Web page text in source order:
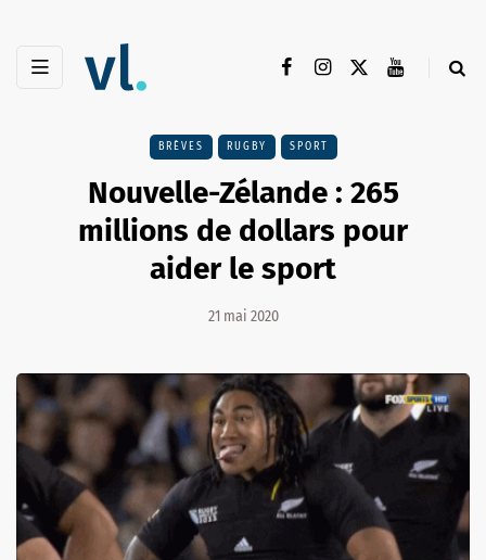
BRÈVES RUGBY SPORT
Nouvelle-Zélande : 265
millions de dollars pour
aider le sport
21 mai 2020